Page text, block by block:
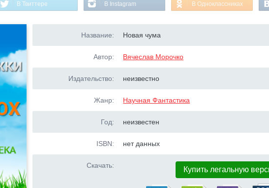
В Твиттере В Instagram В Одноклассниках
Название: Новая чума
Автор: Вячеслав Морочко
Издательство: неизвестно
Жанр: Научная Фантастика
Год: неизвестен
ISBN: нет данных
Скачать: Купить легальную